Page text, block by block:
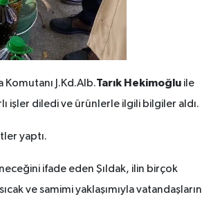
Komutanı J.Kd.Alb.Tarık Hekimoğlu ile
işler diledi ve ürünlerle ilgili bilgiler aldı.
yaptı.
ifade eden Şıldak, ilin birçok
ve samimi yaklaşımıyla vatandaşların